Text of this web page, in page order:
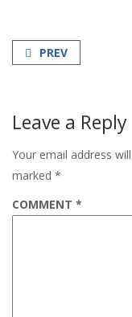
PREV
Leave a Reply
Your email address
marked *
COMMENT *